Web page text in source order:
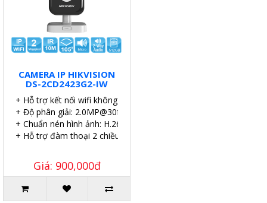
CAMERA IP HIKVISION
DS-2CD2423G2-IW
+ Hỗ trợ kết nối wifi không dây.
+ Độ phân giải: 2.0MP@30fps.
+ Chuẩn nén hình ảnh: H.265+.
+ Hỗ trợ đàm thoại 2 chiều với 1 mic,
Giá: 900,000đ